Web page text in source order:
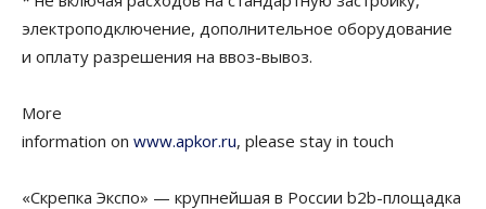
электроподключение, дополнительное оборудование
и оплату разрешения на ввоз-вывоз.
More
information on www.apkor.ru, please stay in touch
«Скрепка Экспо» — крупнейшая в России b2b-площадка